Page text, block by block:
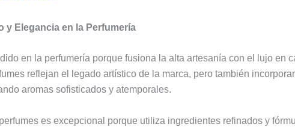
y Elegancia en la Perfumería
en la perfumería porque fusiona la alta artesanía con el lujo en
reflejan el legado artístico de la marca, pero también
aromas sofisticados y atemporales.
es excepcional porque utiliza ingredientes refinados y